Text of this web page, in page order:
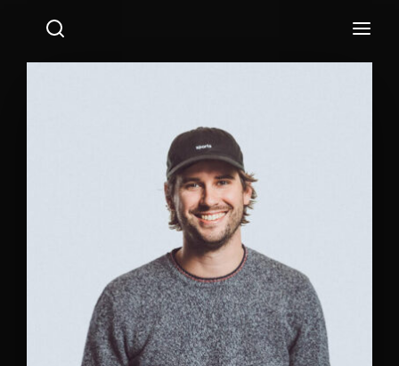
Press Enter / Return to begin your search or hit ESC
to close.
Login Register
Username or Email Address
SIGN IN